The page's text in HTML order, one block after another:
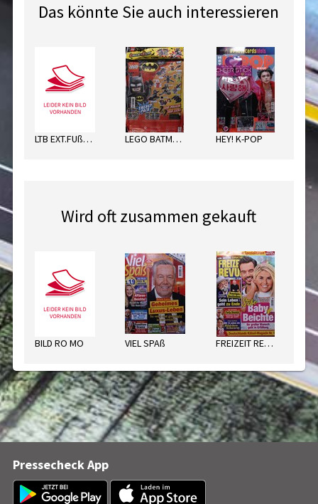
Das könnte Sie auch interessieren
LTB EXT.FUßBALL SORT. LEGO BATMAN ENERGY PACK HEY! K-POP
Wird oft zusammen gekauft
BILD RO MO VIEL SPAß FREIZEIT REVUE
Pressecheck App